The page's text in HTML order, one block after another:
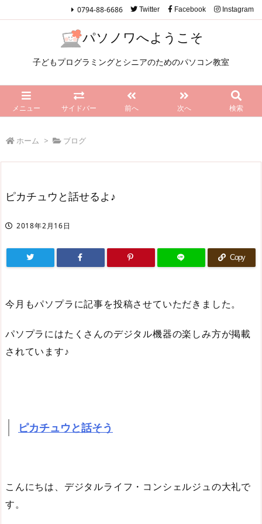
パソノワへようこそ
子どもプログラミングとシニアのためのパソコン教室
メニュー サイドバー 前へ 次へ 検索
0794-88-6686 Twitter Facebook Instagram
ホーム > ブログ
ピカチュウと話せるよ♪
2018年2月16日
Copy
今月もパソプラに記事を投稿させていただきました。
パソプラにはたくさんのデジタル機器の楽しみ方が掲載
されています♪
ピカチュウと話そう
こんにちは、デジタルライフ・コンシェルジュの大礼で
す。